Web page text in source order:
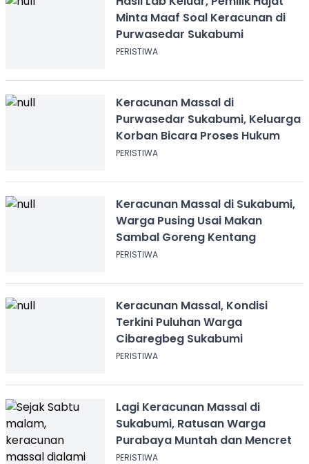
Minta Maaf Soal Keracunan di
Purwasedar Sukabumi
PERISTIWA
Keracunan Massal di
Purwasedar Sukabumi, Keluarga
Korban Bicara Proses Hukum
PERISTIWA
Keracunan Massal di Sukabumi,
Warga Pusing Usai Makan
Sambal Goreng Kentang
PERISTIWA
Keracunan Massal, Kondisi
Terkini Puluhan Warga
Cibaregbeg Sukabumi
PERISTIWA
Lagi Keracunan Massal di
Sukabumi, Ratusan Warga
Purabaya Muntah dan Mencret
PERISTIWA